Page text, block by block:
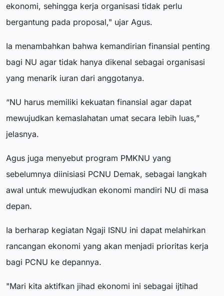
ekonomi, sehingga kerja organisasi tidak perlu
bergantung pada proposal," ujar Agus.
Ia menambahkan bahwa kemandirian finansial penting
bagi NU agar tidak hanya dikenal sebagai organisasi
yang menarik iuran dari anggotanya.
“NU harus memiliki kekuatan finansial agar dapat
mewujudkan kemaslahatan umat secara lebih luas,”
jelasnya.
Agus juga menyebut program PMKNU yang
sebelumnya diinisiasi PCNU Demak, sebagai langkah
awal untuk mewujudkan ekonomi mandiri NU di masa
depan.
Ia berharap kegiatan Ngaji ISNU ini dapat melahirkan
rancangan ekonomi yang akan menjadi prioritas kerja
bagi PCNU ke depannya.
"Mari kita aktifkan jihad ekonomi ini sebagai ijtihad